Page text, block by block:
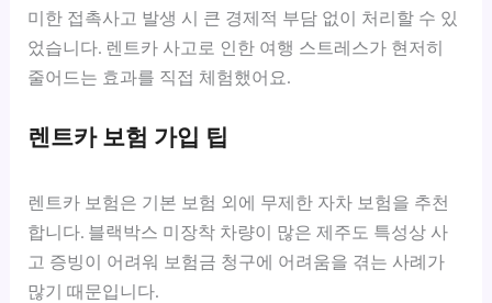
미한 접촉사고 발생 시 큰 경제적 부담 없이 처리할 수 있
었습니다. 렌트카 사고로 인한 여행 스트레스가 현저히
줄어드는 효과를 직접 체험했어요.
렌트카 보험 가입 팁
렌트카 보험은 기본 보험 외에 무제한 자차 보험을 추천
합니다. 블랙박스 미장착 차량이 많은 제주도 특성상 사
고 증빙이 어려워 보험금 청구에 어려움을 겪는 사례가
많기 때문입니다.